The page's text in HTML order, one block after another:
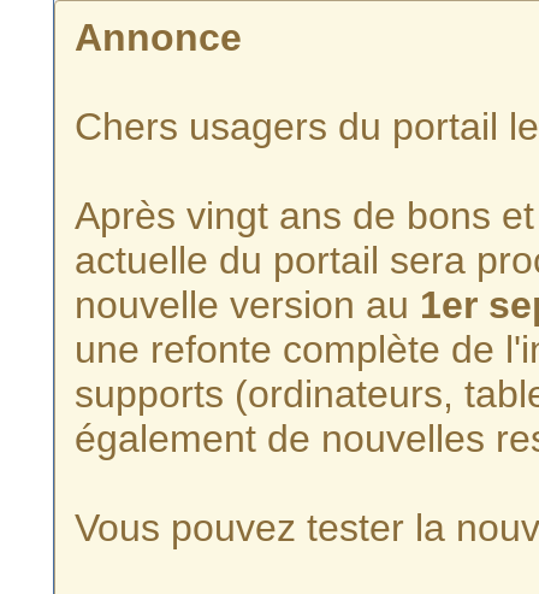
Annonce
Chers usagers du portail
Après vingt ans de bons
actuelle du portail sera
nouvelle version au 1er
une refonte complète de
supports (ordinateurs,
également de nouvelles
Vous pouvez tester la